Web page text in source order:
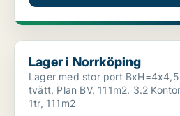
Lager i Norrköping
Lager i Norrköping
Lager med stor port
tvätt, Plan BV, 111m2. 3.2
1tr, 111m2